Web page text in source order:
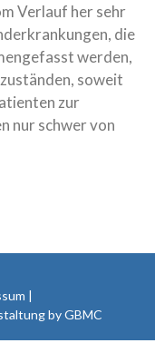
Verlauf her sehr
die
werden,
soweit
zur
nur schwer von
|
byGBMC